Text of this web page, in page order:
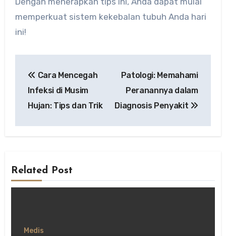
memperkuat sistem kekebalan tubuh Anda hari
ini!
navigation
Cara Mencegah
Infeksi di Musim
Hujan: Tips dan Trik
Patologi: Memahami
Peranannya dalam
Diagnosis Penyakit
Related Post
Medis